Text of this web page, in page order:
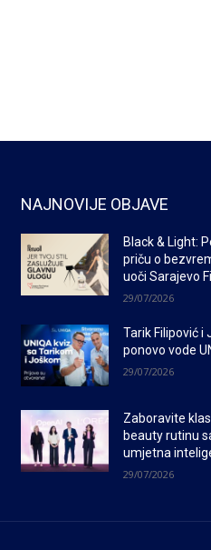
NAJNOVIJE OBJAVE
Black & Light:
priču o
uoči Sarajevo
29/07/2026
Tarik Filipović i
ponovo vode
29/07/2026
Zaboravite
beauty rutinu
umjetna
29/07/2026